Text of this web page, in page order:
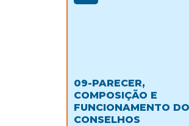
09-PARECER,
COMPOSIÇÃO E
FUNCIONAMENTO
CONSELHOS